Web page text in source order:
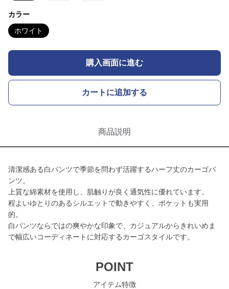
カラー
ホワイト
購入画面に進む
カートに追加する
商品説明
清潔感ある白パンツで季節を問わず活躍するハーフ丈のカーゴパ
ンツ。
上質な綿素材を使用し、肌触りが良く通気性に優れています。
程よいゆとりのあるシルエットで動きやすく、ポケットも実用
的。
白パンツならではの爽やかな印象で、カジュアルからきれいめま
で幅広いコーディネートに対応するカーゴスタイルです。
POINT
アイテム特徴